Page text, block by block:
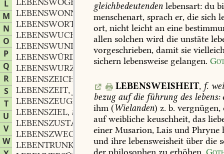
L
M
N
O
P
Q
R
S
T
U
V
W
LEBENSWONNE
LEBENSWORT
LEBENSWUCHS
LEBENSWUNDE
LEBENSWÜRDIG
adj.
LEBENSWURZEL
LEBENSZEICHEN
LEBENSZEIT,
LEBENSZEUGE
LEBENSZIEL, n.
LEBENSZUSTAND
,m.
LEBENSZWECK
m.
LEBENTRUNKEN
adj.
gleichbedeutenden lebensart: du
menschenart, sprach er, die sich
ort, nicht leicht an eine
allen solchen wird die unstäte
vorgeschrieben, damit sie
sichern lebensweise gelangen.
LEBENSWEISHEIT, f.
bezugaufdie führungdes lebens:
ihm (Wielanden) z. b. vergnügen,
aufweibliche keuschheit, das
einer Musarion, Lais und Phryne
und ihre lebensweisheit über die